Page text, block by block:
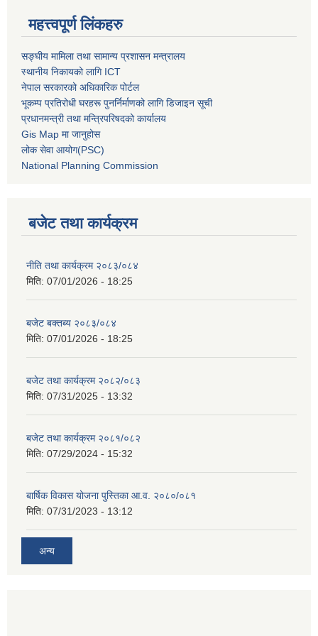
महत्त्वपूर्ण लिंकहरु
सङ्घीय मामिला तथा सामान्य प्रशासन मन्त्रालय
स्थानीय निकायको लागि ICT
नेपाल सरकारको अधिकारिक पोर्टल
भूकम्प प्रतिरोधी घरहरू पुनर्निर्माणको लागि डिजाइन सूची
प्रधानमन्त्री तथा मन्त्रिपरिषदको कार्यालय
Gis Map मा जानुहोस
लोक सेवा आयोग(PSC)
National Planning Commission
बजेट तथा कार्यक्रम
नीति तथा कार्यक्रम २०८३/०८४
मिति: 07/01/2026 - 18:25
बजेट बक्तब्य २०८३/०८४
मिति: 07/01/2026 - 18:25
बजेट तथा कार्यक्रम २०८२/०८३
मिति: 07/31/2025 - 13:32
बजेट तथा कार्यक्रम २०८१/०८२
मिति: 07/29/2024 - 15:32
बार्षिक विकास योजना पुस्तिका आ.व. २०८०/०८१
मिति: 07/31/2023 - 13:12
अन्य